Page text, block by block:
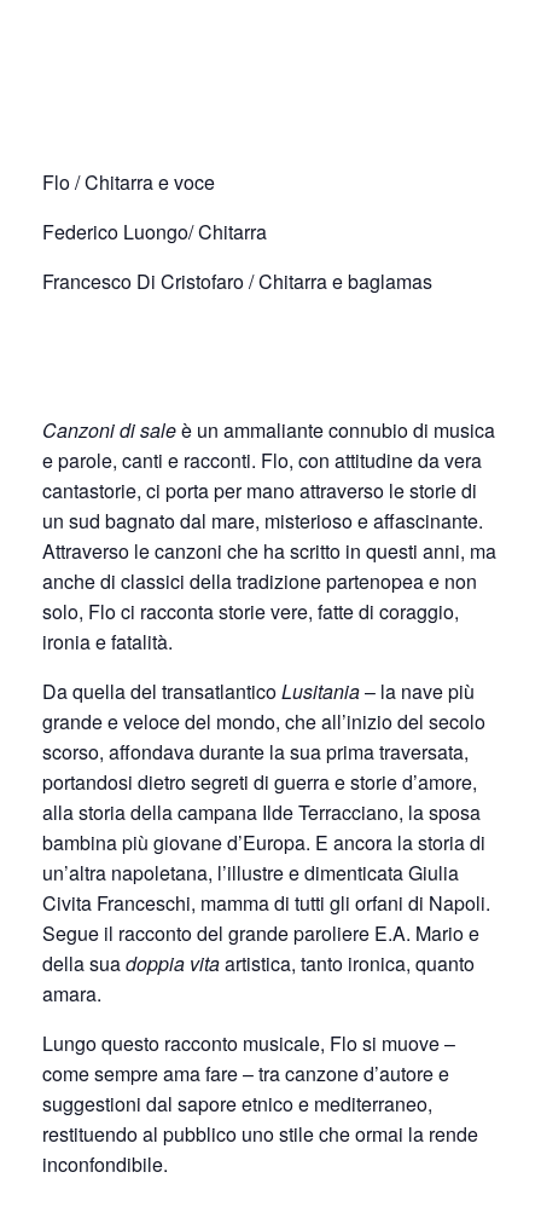
Flo / Chitarra e voce
Federico Luongo/ Chitarra
Francesco Di Cristofaro / Chitarra e baglamas
Canzoni di saleè un ammaliante connubio di musica
e parole, canti e racconti. Flo, con attitudine da vera
cantastorie, ci porta per mano attraverso le storie di
un sud bagnato dal mare, misterioso e affascinante.
Attraverso le canzoni che ha scritto in questi anni, ma
anche di classici della tradizione partenopea e non
solo, Flo ci racconta storie vere, fatte di coraggio,
ironia e fatalità.
Da quella del transatlanticoLusitania– la nave più
grande e veloce del mondo, che all’inizio del secolo
scorso, affondava durante la sua prima traversata,
portandosi dietro segreti di guerra e storie d’amore,
alla storia della campana Ilde Terracciano, la sposa
bambina più giovane d’Europa. E ancora la storia di
un’altra napoletana, l’illustre e dimenticata Giulia
Civita Franceschi, mamma di tutti gli orfani di Napoli.
Segue il racconto del grande paroliere E.A. Mario e
della suadoppia vitaartistica, tanto ironica, quanto
amara.
Lungo questo racconto musicale, Flo si muove –
come sempre ama fare – tra canzone d’autore e
suggestioni dal sapore etnico e mediterraneo,
restituendo al pubblico uno stile che ormai la rende
inconfondibile.